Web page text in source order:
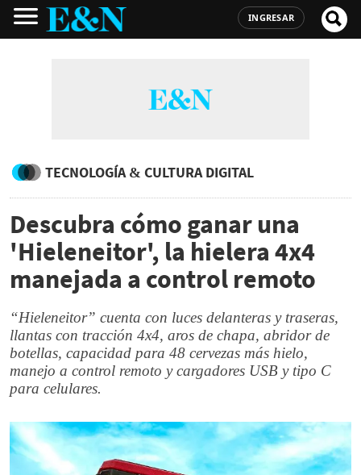
INGRESAR
TECNOLOGÍA & CULTURA DIGITAL
Descubra cómo ganar una
'Hieleneitor', la hielera 4x4
manejada a control remoto
“Hieleneitor” cuenta con luces delanteras y traseras,
llantas con tracción 4x4, aros de chapa, abridor de
botellas, capacidad para 48 cervezas más hielo,
manejo a control remoto y cargadores USB y tipo C
para celulares.